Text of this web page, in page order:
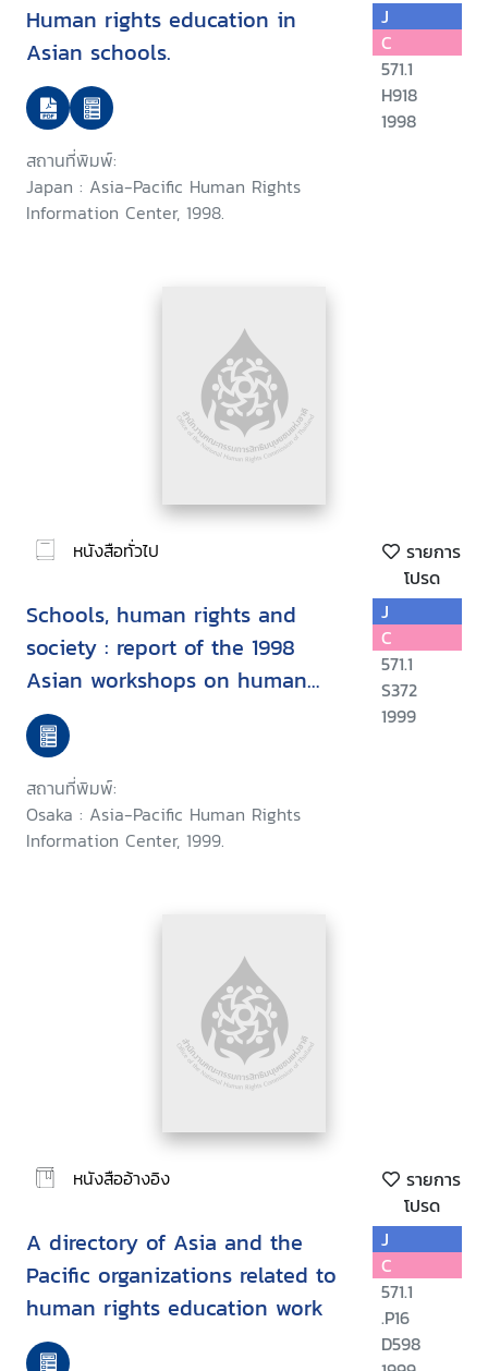
Human rights education in
Asian schools.
สถานที่พิมพ์:
Japan : Asia-Pacific Human Rights
Information Center, 1998.
J
C
571.1
H918
1998
หนังสือทั่วไป
รายการ
โปรด
Schools, human rights and
society : report of the 1998
Asian workshops on human
rights education in school
สถานที่พิมพ์:
Osaka : Asia-Pacific Human Rights
Information Center, 1999.
J
C
571.1
S372
1999
หนังสืออ้างอิง
รายการ
โปรด
A directory of Asia and the
Pacific organizations related to
human rights education work
J
C
571.1
.P16
D598